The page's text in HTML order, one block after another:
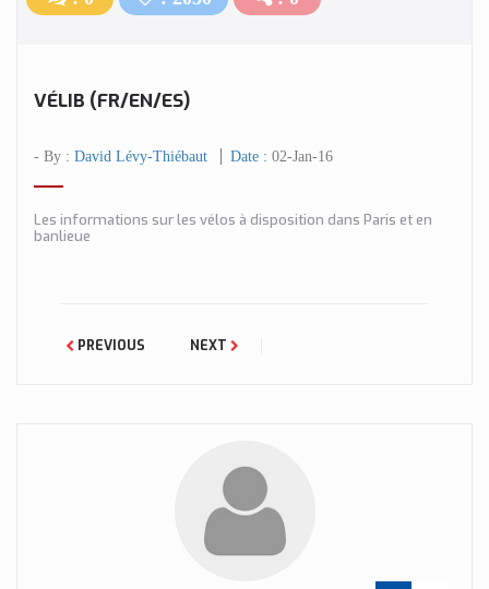
VÉLIB (FR/EN/ES)
- By : David Lévy-Thiébaut Date : 02-Jan-16
Les informations sur les vélos à disposition dans Paris et en
banlieue
PREVIOUS NEXT